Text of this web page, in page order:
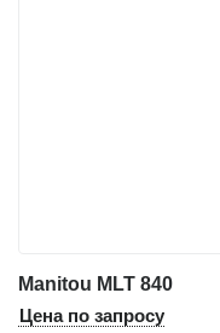
Manitou MLT 840
Цена по запросу